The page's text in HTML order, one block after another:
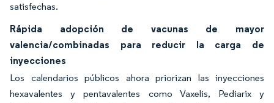
satisfechas.
Rápida adopción de vacunas de mayor
valencia/combinadas para reducir la carga de
inyecciones
Los calendarios públicos ahora priorizan las inyecciones
hexavalentes y pentavalentes como Vaxelis, Pediarix y